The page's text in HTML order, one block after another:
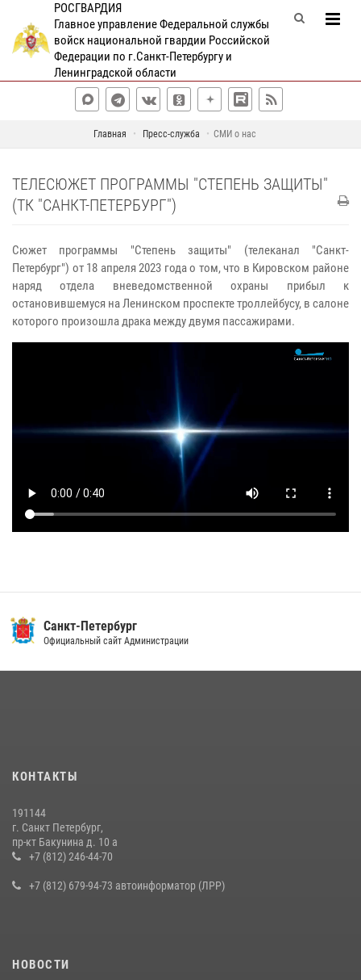
РОСГВАРДИЯ
Главное управление Федеральной службы
войск национальной гвардии Российской
Федерации по г.Санкт-Петербургу и
Ленинградской области
Главная Пресс-служба СМИ о нас
ТЕЛЕСЮЖЕТ ПРОГРАММЫ "СТЕПЕНЬ ЗАЩИТЫ"
(ТК "САНКТ-ПЕТЕРБУРГ")
Сюжет программы "Степень защиты" (телеканал "Санкт-
Петербург") от 18 апреля 2023 года о том, что в Кировском районе
наряд отдела вневедомственной охраны прибыл к
остановившемуся на Ленинском проспекте троллейбусу, в салоне
которого произошла драка между двумя пассажирами.
Санкт-Петербург
Официальный сайт Администрации
КОНТАКТЫ
191144
г. Санкт Петербург,
пр-кт Бакунина д. 10 а
+7 (812) 246-44-70
+7 (812) 679-94-73 автоинформатор (ЛРР)
НОВОСТИ